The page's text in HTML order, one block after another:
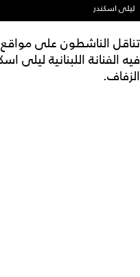
ليلى اسكندر
تناقل الناشطون على
فيه الفنانة اللبنانية
الزفاف.